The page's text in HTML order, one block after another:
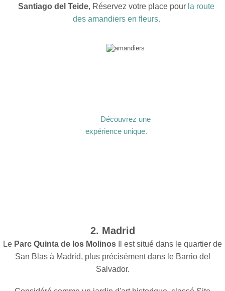
Santiago del Teide, Réservez votre place pour la route
des amandiers en fleurs.
Découvrez une
expérience unique.
2. Madrid
Le Parc Quinta de los Molinos Il est situé dans le quartier de
San Blas à Madrid, plus précisément dans le Barrio del
Salvador.